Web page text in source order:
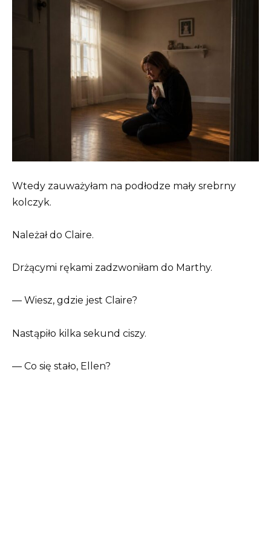
Wtedy zauważyłam na podłodze mały srebrny
kolczyk.
Należał do Claire.
Drżącymi rękami zadzwoniłam do Marthy.
— Wiesz, gdzie jest Claire?
Nastąpiło kilka sekund ciszy.
— Co się stało, Ellen?